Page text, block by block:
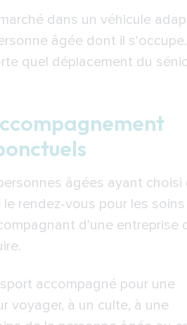
dans un véhicule
âgée dont il s'occupe.
quel déplacement du
âgées ayant choisi
rendez-vous pour les soins
d'une entreprise
accompagné pour une
voyager, à un culte, à une